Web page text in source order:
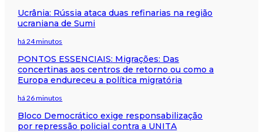
Ucrânia: Rússia ataca duas refinarias na região
ucraniana de Sumi
há 24 minutos
PONTOS ESSENCIAIS: Migrações: Das
concertinas aos centros de retorno ou como a
Europa endureceu a política migratória
há 26 minutos
Bloco Democrático exige responsabilização
por repressão policial contra a UNITA